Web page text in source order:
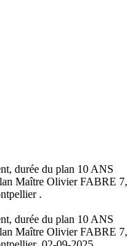
durée du plan 10 ANS
Maître Olivier FABRE 7,
.
durée du plan 10 ANS
Maître Olivier FABRE 7,